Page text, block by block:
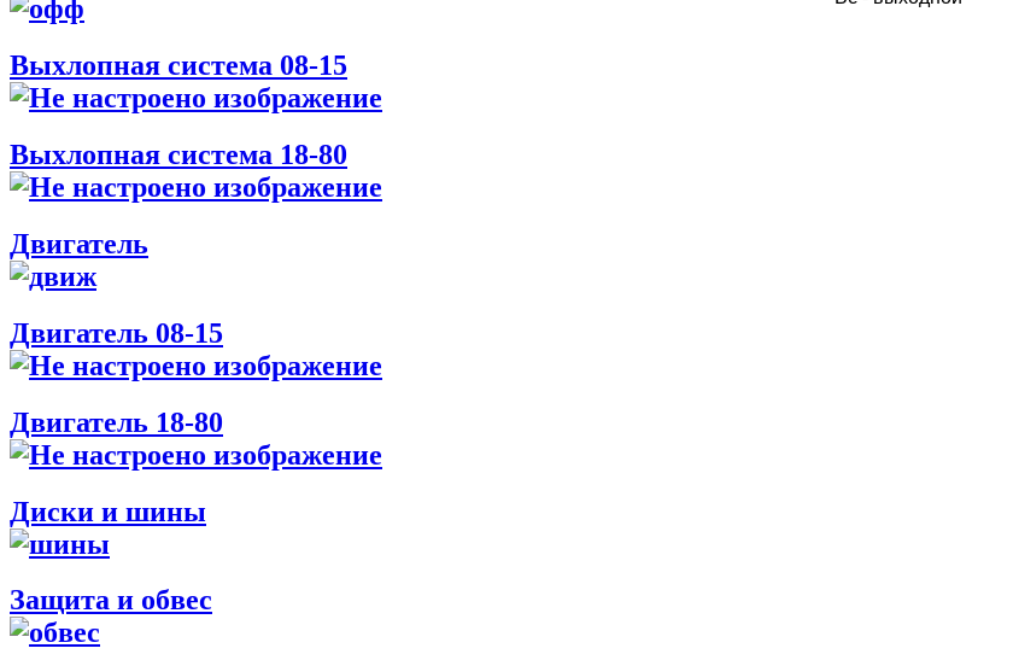
Выхлопная система 08-15
Выхлопная система 18-80
Двигатель
Двигатель 08-15
Двигатель 18-80
Диски и шины
Защита и обвес